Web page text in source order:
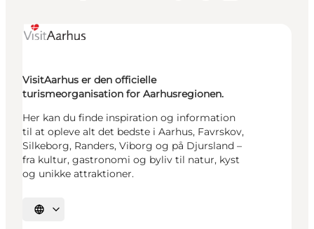
VisitAarhus er den officielle
turismeorganisation for Aarhusregionen.
Her kan du finde inspiration og information
til at opleve alt det bedste i Aarhus, Favrskov,
Silkeborg, Randers, Viborg og på Djursland –
fra kultur, gastronomi og byliv til natur, kyst
og unikke attraktioner.
Vælg sprog